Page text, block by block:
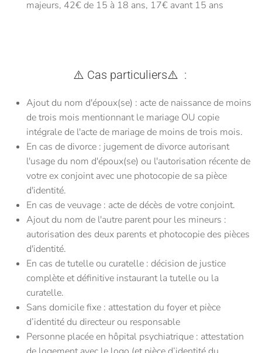
majeurs, 42€ de 15 à 18 ans, 17€ avant 15 ans
⚠️ Cas particuliers⚠️ :
Ajout du nom d'époux(se) : acte de naissance de moins
de trois mois mentionnant le mariage OU copie
intégrale de l'acte de mariage de moins de trois mois.
En cas de divorce : jugement de divorce autorisant
l'usage du nom d'époux(se) ou l'autorisation récente de
votre ex conjoint avec une photocopie de sa pièce
d'identité.
En cas de veuvage : acte de décès de votre conjoint.
Ajout du nom de l'autre parent pour les mineurs :
autorisation des deux parents et photocopie des pièces
d'identité.
En cas de tutelle ou curatelle : décision de justice
complète et définitive instaurant la tutelle ou la
curatelle.
Sans domicile fixe : attestation du foyer et pièce
d’identité du directeur ou responsable
Personne placée en hôpital psychiatrique : attestation